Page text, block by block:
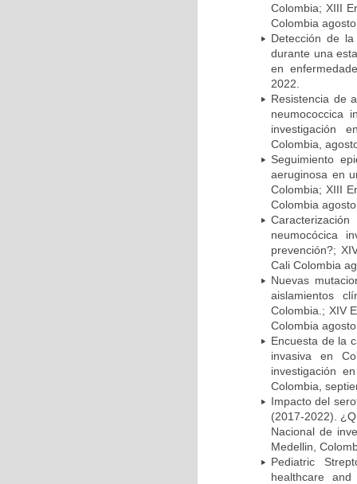
Colombia; XIII
Colombia
Detección de
durante una
en
2022.
Resistencia de
neumococcica
investigación
Colombia,
Seguimiento
aeruginosa en
Colombia; XIII
Colombia
neumocócica
prevención?;
Cali Colombia
Nuevas
aislamientos
Colombia.; XIV
Colombia
Encuesta de la
invasiva en
investigación
Colombia,
Impacto del
(2017-2022).
Nacional de
Medellin,
Pediatric
healthcare and